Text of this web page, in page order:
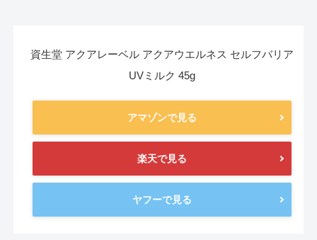
資生堂 アクアレーベル アクアウエルネス セルフバリア
UVミルク 45g
アマゾンで見る
楽天で見る
ヤフーで見る